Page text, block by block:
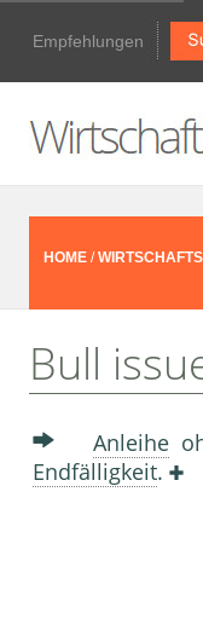
Empfehlungen
HOME /
Bull
Anleihe
Endfälligkeit.